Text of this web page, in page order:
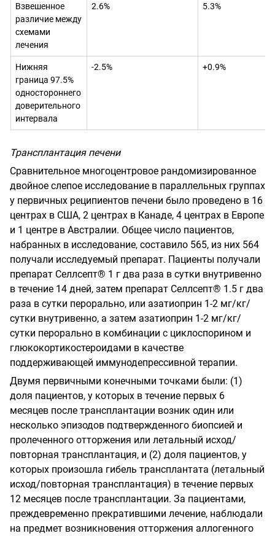
Взвешенное
различие между
схемами
лечения
2.6% 5.3%
Нижняя
граница 97.5%
одностороннего
доверительного
интервала
-2.5% +0.9%
Трансплантация печени
Сравнительное многоцентровое рандомизированное
двойное слепое исследование в параллельных группах
у первичных реципиентов печени было проведено в 16
центрах в США, 2 центрах в Канаде, 4 центрах в Европе
и 1 центре в Австралии. Общее число пациентов,
набранных в исследование, составило 565, из них 564
получали исследуемый препарат. Пациенты получали
препарат Селлсепт® 1 г два раза в сутки внутривенно
в течение 14 дней, затем препарат Селлсепт® 1.5 г два
раза в сутки перорально, или азатиоприн 1-2 мг/кг/
сутки внутривенно, а затем азатиоприн 1-2 мг/кг/
сутки перорально в комбинации с циклоспорином и
глюкокортикостероидами в качестве
поддерживающей иммунодепрессивной терапии.
Двумя первичными конечными точками были: (1)
доля пациентов, у которых в течение первых 6
месяцев после трансплантации возник один или
несколько эпизодов подтвержденного биопсией и
пролеченного отторжения или летальный исход/
повторная трансплантация, и (2) доля пациентов, у
которых произошла гибель трансплантата (летальный
исход/повторная трансплантация) в течение первых
12 месяцев после трансплантации. За пациентами,
преждевременно прекратившими лечение, наблюдали
на предмет возникновения отторжения аллогенного